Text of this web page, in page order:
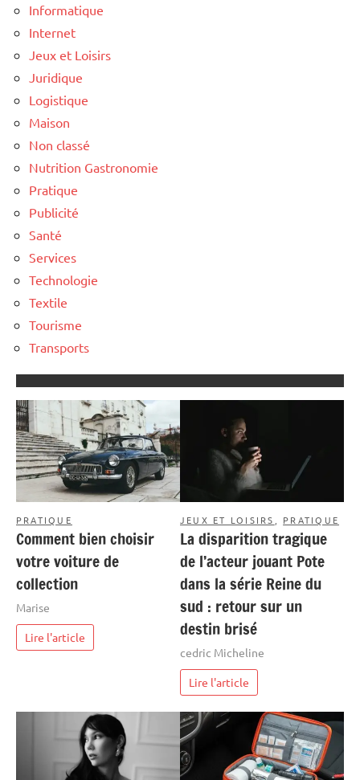
Informatique
Internet
Jeux et Loisirs
Juridique
Logistique
Maison
Non classé
Nutrition Gastronomie
Pratique
Publicité
Santé
Services
Technologie
Textile
Tourisme
Transports
PRATIQUE
Comment bien choisir
votre voiture de
collection
Marise
Lire l'article
JEUX ET LOISIRS PRATIQUE
La disparition tragique
de l’acteur jouant Pote
dans la série Reine du
sud : retour sur un
destin brisé
cedric Micheline
Lire l'article